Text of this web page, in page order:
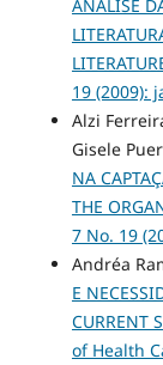
ANÁLISE
19 (2009):
Alzi
Gisele
NA
THE
7 No. 19
Andréa
E
CURRENT
of Health